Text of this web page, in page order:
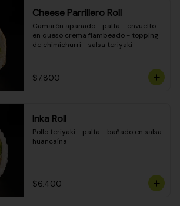
Cheese Parrillero Roll
Camarón apanado - palta - envuelto
en queso crema flambeado - topping
de chimichurri - salsa teriyaki
$7.800
Inka Roll
Pollo teriyaki - palta - bañado en salsa
huancaína
$6.400